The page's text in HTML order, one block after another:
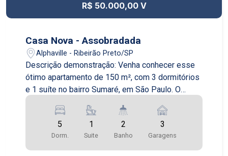
R$ 50.000,00 V
Casa Nova - Assobradada
Alphaville - Ribeirão Preto/SP
Descrição demonstração: Venha conhecer esse
ótimo apartamento de 150 m², com 3 dormitórios
e 1 suíte no bairro Sumaré, em São Paulo. O
apartamento é novo e está em excelente estado
de conservação. O imóvel já está mobiliado e fica
no 13º andar, proporcionando uma maravilhosa
vista da região do Sumaré. Cozinha equipada e
ótimo living com dois ambientes. Suíte com
5
Dorm.
1
Suite
2
Banho
3
Garagens